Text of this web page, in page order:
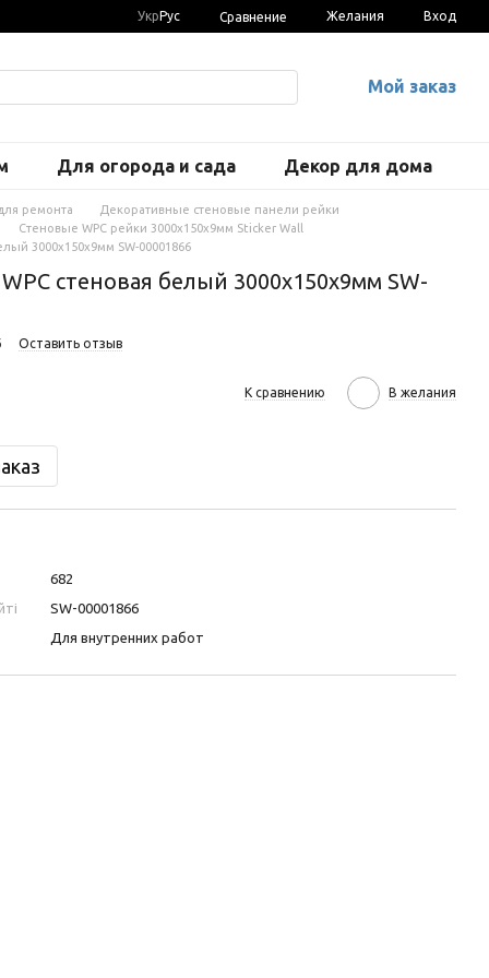
УкрРус Сравнение Желания Вход
Мой заказ
Для огорода и сада Декор для дома
ремонта
Декоративные стеновые панели рейки
Стеновые WPC рейки 3000х150х9мм Sticker Wall
3000х150х9мм SW-00001866
стеновая белый 3000х150х9мм SW-
Оставить отзыв
К сравнению В желания
682
SW-00001866
Для внутренних работ